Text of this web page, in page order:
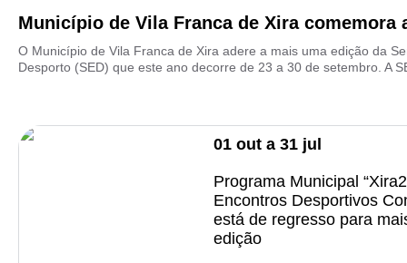
Município de Vila Franca de Xira comemora
O Município de Vila Franca de Xira adere a mais uma edição da
Desporto (SED) que este ano decorre de 23 a 30 de setembro. A
01 out a 31 jul
Programa Municipal
Encontros Desportivos
está de regresso para
edição